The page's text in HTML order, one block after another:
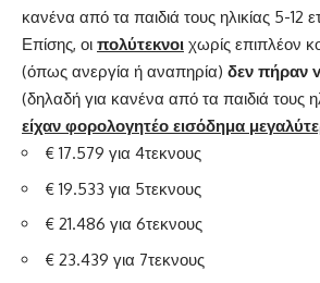
κανένα από τα παιδιά τους ηλικίας 5-12
Επίσης, οι πολύτεκνοι χωρίς επιπλέον
(όπως ανεργία ή αναπηρία) δεν πήραν
(δηλαδή για κανένα από τα παιδιά τους
είχαν φορολογητέο εισόδημα
€ 17.579 για 4τεκνους
€ 19.533 για 5τεκνους
€ 21.486 για 6τεκνους
€ 23.439 για 7τεκνους